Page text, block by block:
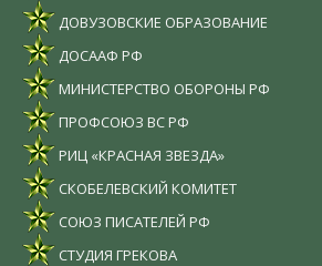
ДОВУЗОВСКИЕ ОБРАЗОВАНИЕ
ДОСААФ РФ
МИНИСТЕРСТВО ОБОРОНЫ РФ
ПРОФСОЮЗ ВС РФ
РИЦ «КРАСНАЯ ЗВЕЗДА»
СКОБЕЛЕВСКИЙ КОМИТЕТ
СОЮЗ ПИСАТЕЛЕЙ РФ
СТУДИЯ ГРЕКОВА